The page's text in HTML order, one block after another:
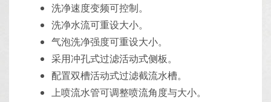
洗净速度变频可控制。
洗净水流可重设大小。
气泡洗净强度可重设大小。
采用冲孔式过滤活动式侧板。
配置双槽活动式过滤截流水槽。
上喷流水管可调整喷流角度与大小。